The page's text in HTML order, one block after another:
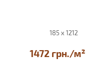
185 x 1212
1472 грн./м²